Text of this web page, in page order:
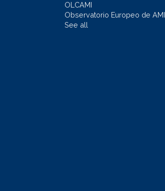
OLCAMI
Observatorio Europeo de AMI
See all